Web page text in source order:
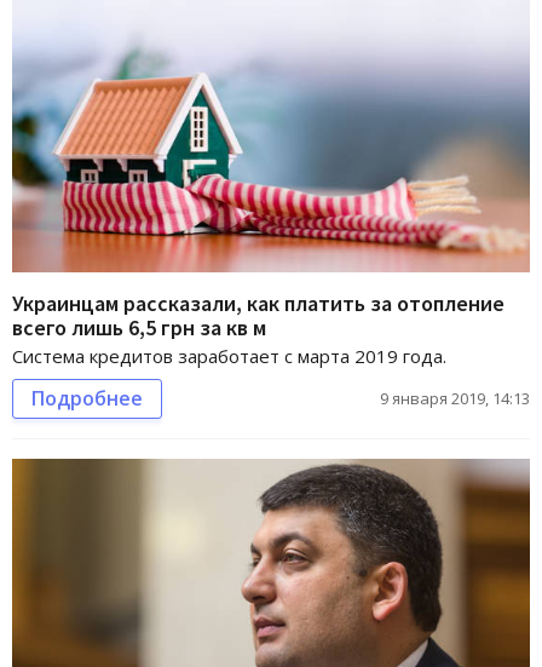
Украинцам рассказали, как платить за отопление
всего лишь 6,5 грн за кв м
Система кредитов заработает с марта 2019 года.
Подробнее 9 января 2019, 14:13